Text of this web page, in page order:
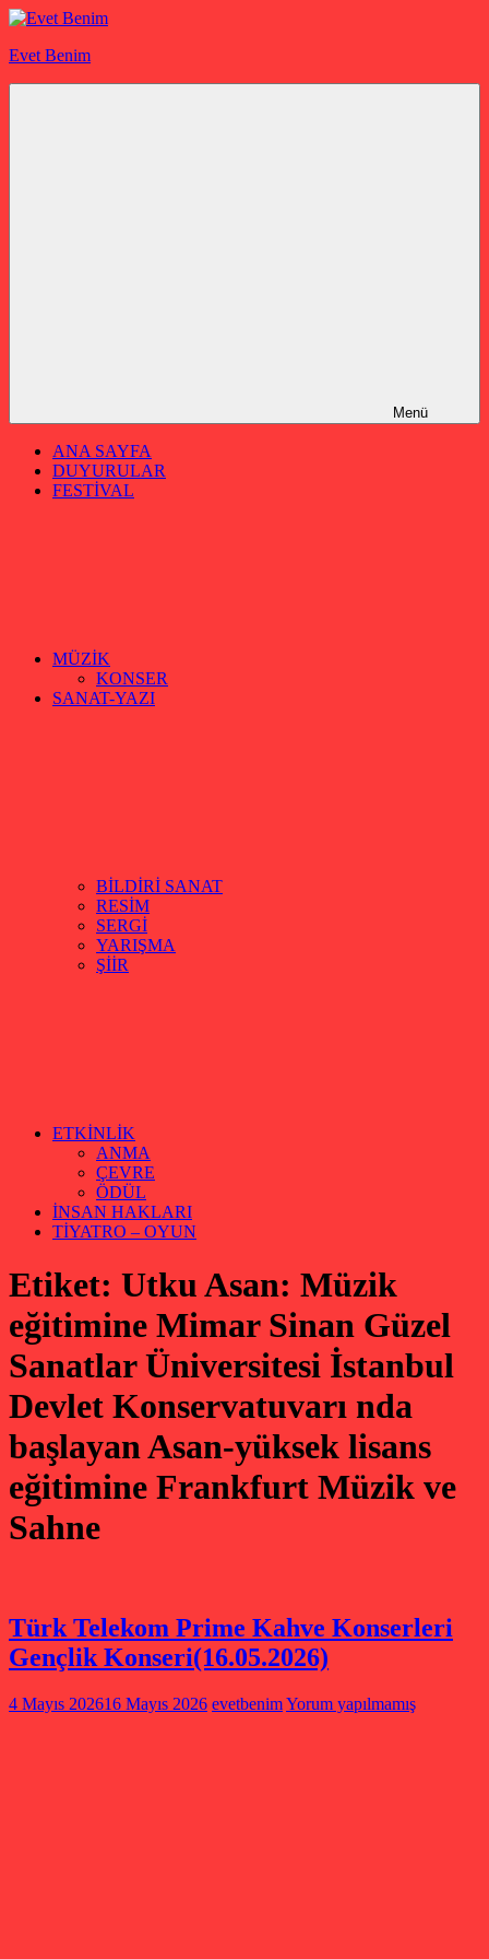
İçeriğe
Evet Benim
Menü
ANA SAYFA
DUYURULAR
FESTİVAL
MÜZİK
KONSER
SANAT-YAZI
BİLDİRİ SANAT
RESİM
SERGİ
YARIŞMA
ŞİİR
ETKİNLİK
ANMA
ÇEVRE
ÖDÜL
İNSAN HAKLARI
TİYATRO – OYUN
Etiket: Utku Asan: Müzik
eğitimine Mimar Sinan Güzel
Sanatlar Üniversitesi İstanbul
Devlet Konservatuvarı nda
başlayan Asan-yüksek lisans
eğitimine Frankfurt Müzik ve
Sahne
Türk Telekom Prime Kahve Konserleri
Gençlik Konseri(16.05.2026)
4 Mayıs 202616 Mayıs 2026 evetbenimYorum yapılmamış